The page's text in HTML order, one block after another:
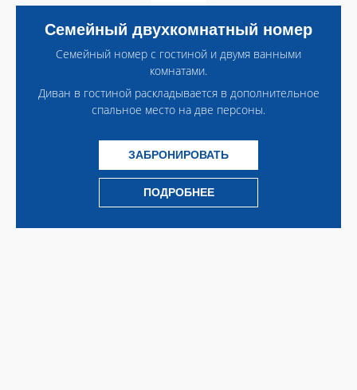
Семейный двухкомнатный номер
Семейный номер с гостиной и двумя ванными
комнатами.
Диван в гостиной раскладывается в дополнительное
спальное место на две персоны.
ЗАБРОНИРОВАТЬ
ПОДРОБНЕЕ